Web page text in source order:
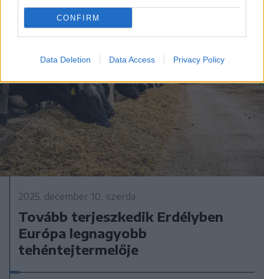
CONFIRM
Data Deletion Data Access Privacy Policy
2025. december 10., szerda
Tovább terjeszkedik Erdélyben
Európa legnagyobb
tehéntejtermelője